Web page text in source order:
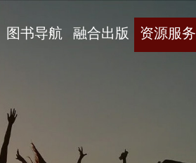
图书导航 融合出版 资源服务